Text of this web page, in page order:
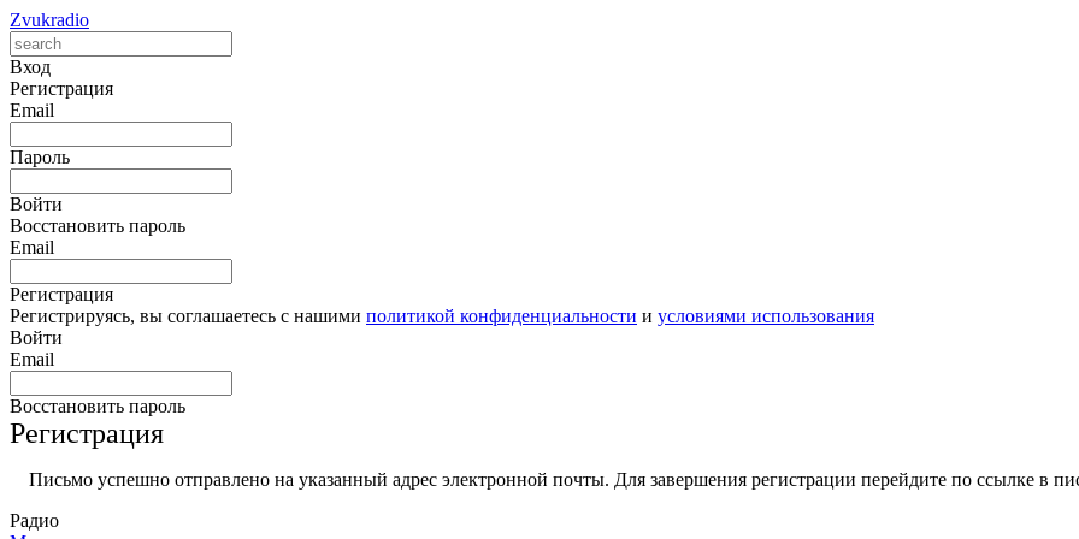
Zvukradio
Вход
Регистрация
Email
Пароль
Войти
Восстановить пароль
Email
Регистрация
Регистрируясь, вы соглашаетесь с нашими политикой конфиденциальности и условиями использования
Войти
Email
Восстановить пароль
Регистрация
Письмо успешно отправлено на указанный адрес электронной почты. Для завершения регистрации перейдите по ссылке в
Радио